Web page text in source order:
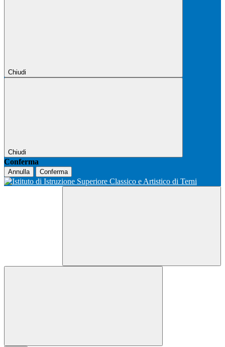
Chiudi
Chiudi
Conferma
Annulla Conferma